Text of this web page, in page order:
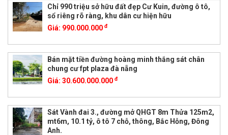
Chỉ 990 triệu sở hữu đất đẹp Cư Kuin, đường ô tô,
sổ riêng rõ ràng, khu dân cư hiện hữu
Giá: 990.000.000 đ
Bán mặt tiền đường hoàng minh thắng sát chân
chung cư fpt plaza đà nẵng
Giá: 30.600.000.000 đ
Sát Vành đai 3., đường mở QHGT 8m Thửa 125m2,
mt6m, 10.1 tỷ, ô tô 7 chỗ, thông, Bắc Hỗng, Đông
Anh.